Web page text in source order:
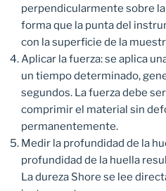
perpendicularmente sobre
forma que la punta del
con la superficie de la
Aplicar la fuerza: se aplica
un tiempo determinado,
segundos. La fuerza debe
comprimir el material sin
permanentemente.
Medir la profundidad de la
profundidad de la huella
La dureza Shore se lee